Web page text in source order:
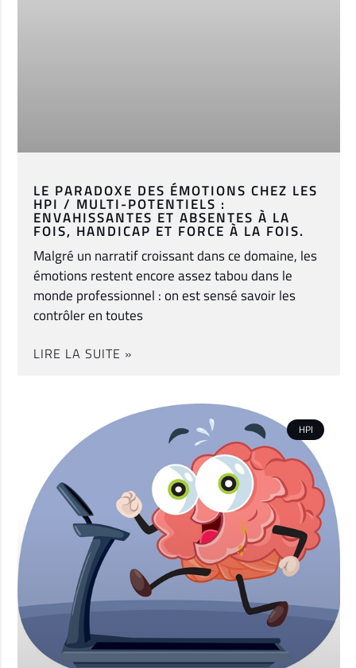
LE PARADOXE DES ÉMOTIONS CHEZ LES
HPI / MULTI-POTENTIELS :
ENVAHISSANTES ET ABSENTES À LA
FOIS, HANDICAP ET FORCE À LA FOIS.
Malgré un narratif croissant dans ce domaine, les
émotions restent encore assez tabou dans le
monde professionnel : on est sensé savoir les
contrôler en toutes
LIRE LA SUITE »
HPI